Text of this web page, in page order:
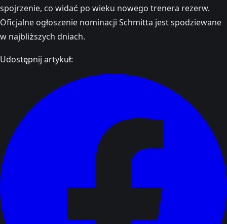
spojrzenie, co widać po wieku nowego trenera rezerw.
Oficjalne ogłoszenie nominacji Schmitta jest spodziewane
w najbliższych dniach.
Udostępnij artykuł: